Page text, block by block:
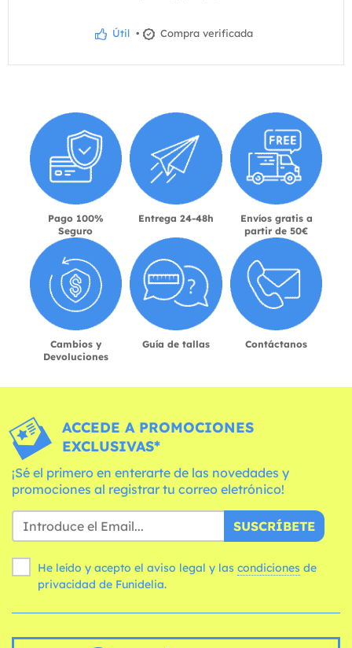
Útil • Compra verificada
Pago 100%
Seguro
Entrega 24-48h
Envíos gratis a
partir de 50€
Cambios y
Devoluciones
Guía de tallas Contáctanos
ACCEDE A PROMOCIONES
EXCLUSIVAS*
¡Sé el primero en enterarte de las novedades y
promociones al registrar tu correo eletrónico!
SUSCRÍBETE
He leído y acepto el aviso legal y las condiciones
privacidad de Funidelia.